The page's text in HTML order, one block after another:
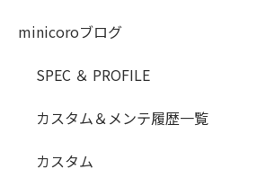
minicoroブログ
SPEC ＆ PROFILE
カスタム＆メンテ履歴一覧
カスタム